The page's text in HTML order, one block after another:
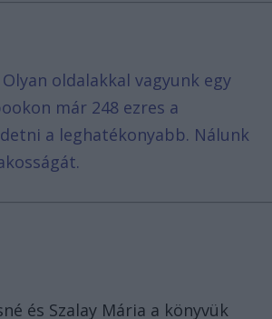
oldalakkal vagyunk egy
már 248 ezres a
a leghatékonyabb. Nálunk
és Szalay Mária a könyvük